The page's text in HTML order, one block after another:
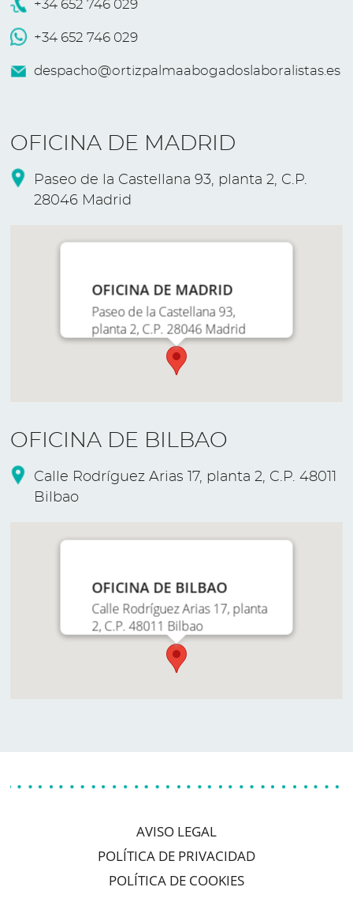
+34 652 746 029
+34 652 746 029
despacho@ortizpalmaabogadoslaboralistas.es
OFICINA DE MADRID
Paseo de la Castellana 93, planta 2, C.P.
28046 Madrid
OFICINA DE MADRID
Paseo de la Castellana 93,
planta 2, C.P. 28046 Madrid
OFICINA DE BILBAO
Calle Rodríguez Arias 17, planta 2, C.P. 48011
Bilbao
OFICINA DE BILBAO
Calle Rodríguez Arias 17, planta
2, C.P. 48011 Bilbao
AVISO LEGAL
POLÍTICA DE PRIVACIDAD
POLÍTICA DE COOKIES